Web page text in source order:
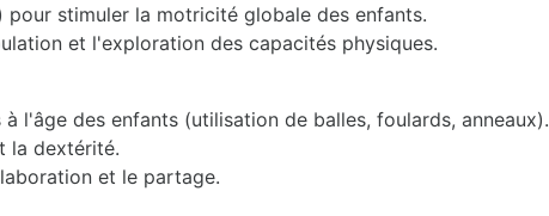
stimuler la motricité globale des enfants.
et l'exploration des capacités physiques.
l'âge des enfants (utilisation de balles, foulards, anneaux).
la dextérité.
et le partage.